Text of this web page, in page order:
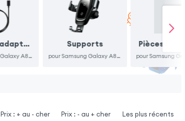
Câbles et adaptateurs
pour Samsung Galaxy A8 2018
Supports
pour Samsung Galaxy A8 2018
Pièces
Prix : + au - cher Prix : - au + cher Les plus récents